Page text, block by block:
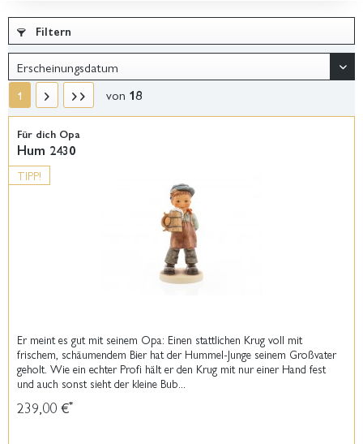
Filtern
1 von 18
TIPP!
Für dich Opa
Hum 2430
Er meint es gut mit seinem Opa: Einen stattlichen Krug voll mit
frischem, schäumendem Bier hat der Hummel-Junge seinem Großvater
geholt. Wie ein echter Profi hält er den Krug mit nur einer Hand fest
und auch sonst sieht der kleine Bub...
239,00 €*